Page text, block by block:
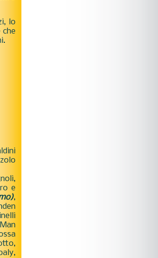
lo
che
e
,